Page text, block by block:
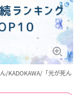
/KADOKAWA/「光が死ん